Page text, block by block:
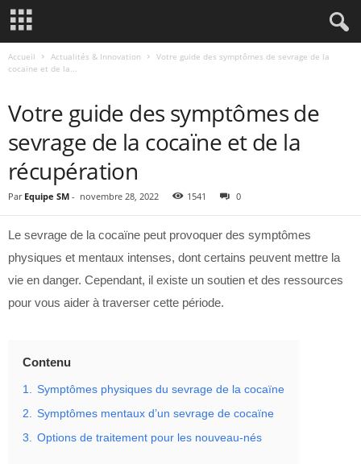
Accueil Actualités & Innovation
Votre guide des symptômes de sevrage de la
cocaïne et de la...
Votre guide des symptômes de
sevrage de la cocaïne et de la
récupération
Par Equipe SM - novembre 28, 2022 1541 0
Le sevrage de la cocaïne peut provoquer des symptômes
physiques et mentaux intenses, dont certains peuvent mettre la
vie en danger. Cependant, il existe un soutien et des ressources
pour vous aider à traverser cette période.
Contenu
1. Symptômes physiques du sevrage de la cocaïne
2. Symptômes mentaux d’un sevrage de cocaïne
3. Options de traitement pour les nouveau-nés